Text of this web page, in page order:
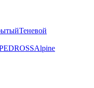
Теневой
Alpine